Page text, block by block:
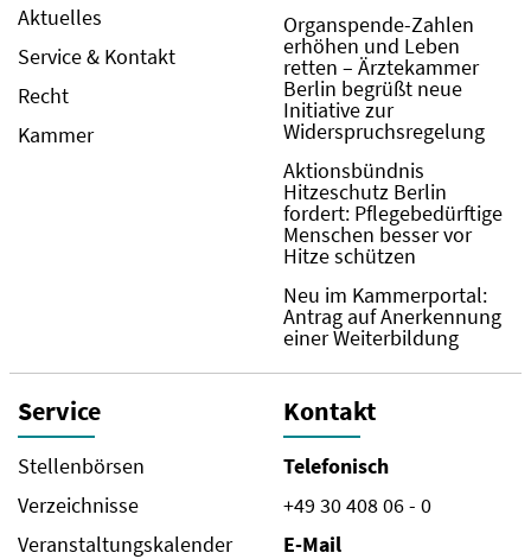
Aktuelles
Service & Kontakt
Recht
Kammer
Organspende-Zahlen
erhöhen und Leben
retten – Ärztekammer
Berlin begrüßt neue
Initiative zur
Widerspruchsregelung
Aktionsbündnis
Hitzeschutz Berlin
fordert: Pflegebedürftige
Menschen besser vor
Hitze schützen
Neu im Kammerportal:
Antrag auf Anerkennung
einer Weiterbildung
Service
Stellenbörsen
Verzeichnisse
Veranstaltungskalender
Kontakt
Telefonisch
+49 30 408 06 - 0
E-Mail